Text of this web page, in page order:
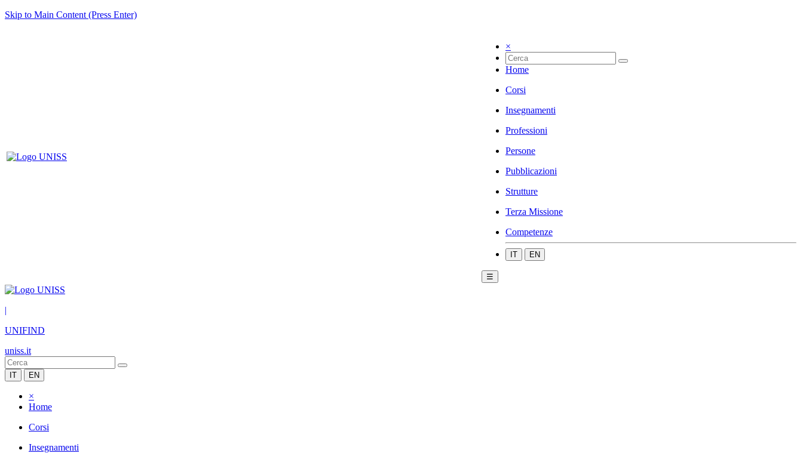
Skip to Main Content (Press Enter)
×
Home
Corsi
Insegnamenti
Professioni
Persone
Pubblicazioni
Strutture
Terza Missione
Competenze
IT EN
☰
|
UNIFIND
uniss.it
IT EN
×
Home
Corsi
Insegnamenti